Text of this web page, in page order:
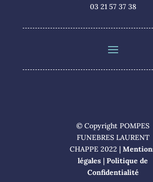
03 21 57 37 38
© Copyright POMPES
FUNEBRES LAURENT
CHAPPE 2022 |
légales |Politique de
Confidentialité